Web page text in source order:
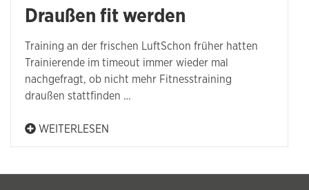
Draußen fit werden
Training an der frischen LuftSchon früher hatten
Trainierende im timeout immer wieder mal
nachgefragt, ob nicht mehr Fitnesstraining
draußen stattfinden …
WEITERLESEN